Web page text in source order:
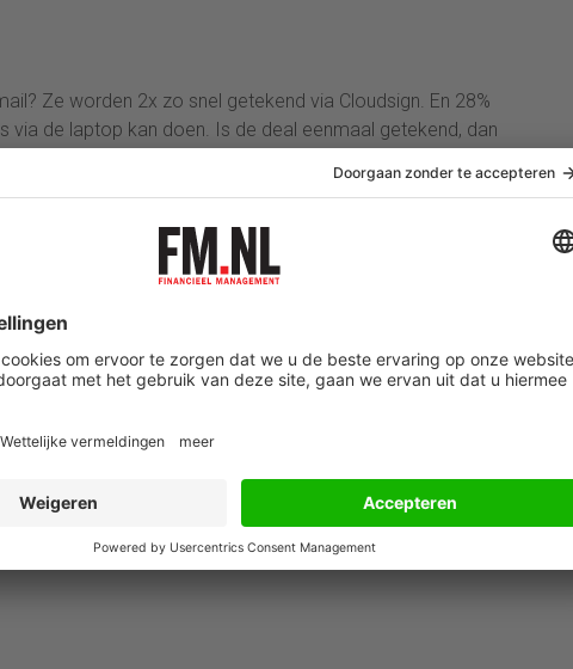
Ze worden 2x zo snel getekend via Cloudsign. En 28%
de laptop kan doen. Is de deal eenmaal getekend, dan
weer sneller aan het werk.
er binnen gaat komen. Maar weten wat je deze maand in
accurate voorspelling van het binnenkomende geld. Dat stelt
over je zaak, meer tijd te spenderen aan je dagelijkse werk
of KPI’s bij te houden. Oh, en ook niet onbelangrijk: of je
bedrijf, of in een weekendje weg deze zomer.
gebruiken om hun verwachte omzet te voorspellen en
exclusief btw, terwijl de ander kijkt naar de effectieve bedragen
loopt?
Probeer Teamleader dan nu eerst gratis uit.